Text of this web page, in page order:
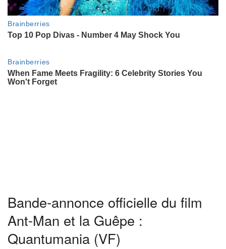
Bande-annonce officielle du film
Ant-Man et la Guêpe :
Quantumania (VF)